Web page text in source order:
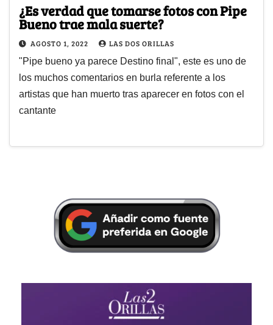
¿Es verdad que tomarse fotos con Pipe
Bueno trae mala suerte?
AGOSTO 1, 2022 LAS DOS ORILLAS
"Pipe bueno ya parece Destino final", este es uno de
los muchos comentarios en burla referente a los
artistas que han muerto tras aparecer en fotos con el
cantante